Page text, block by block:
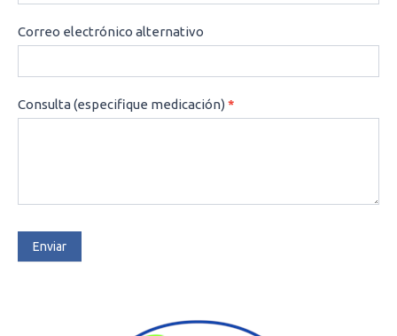
Correo electrónico alternativo
Consulta (especifique medicación)*
Enviar